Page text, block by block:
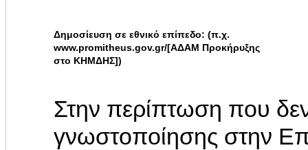
Δημοσίευση σε εθνικό επίπεδο: (π.χ.
www.promitheus.gov.gr/[ΑΔΑΜ Προκήρυξης
στο ΚΗΜΔΗΣ])
Στην περίπτωση που
γνωστοποίησης στην